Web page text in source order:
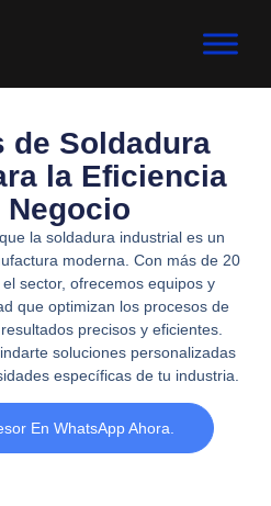
de Soldadura
la Eficiencia
Negocio
la soldadura industrial es un
moderna. Con más de 20
sector, ofrecemos equipos y
que optimizan los procesos de
precisos y eficientes.
soluciones personalizadas
específicas de tu industria.
En WhatsApp Ahora.